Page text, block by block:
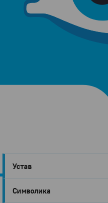
Устав
Символика